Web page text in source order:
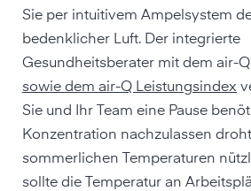
Sie per intuitivem Ampelsystem
bedenklicher Luft. Der integrierte
Gesundheitsberater mit dem air-Q
sowie dem air-Q Leistungsindex
Sie und Ihr Team eine Pause
Konzentration nachzulassen
sommerlichen Temperaturen
sollte die Temperatur an